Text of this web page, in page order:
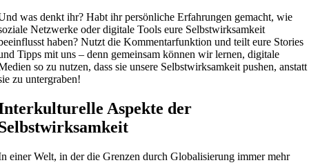
was denkt ihr? Habt ihr persönliche Erfahrungen gemacht, wie
Netzwerke oder digitale Tools eure Selbstwirksamkeit
haben? Nutzt die Kommentarfunktion und teilt eure Stories
Tipps mit uns – denn gemeinsam können wir lernen, digitale
so zu nutzen, dass sie unsere Selbstwirksamkeit pushen, anstatt
zu untergraben!
Aspekte der
einer Welt, in der die Grenzen durch Globalisierung immer mehr